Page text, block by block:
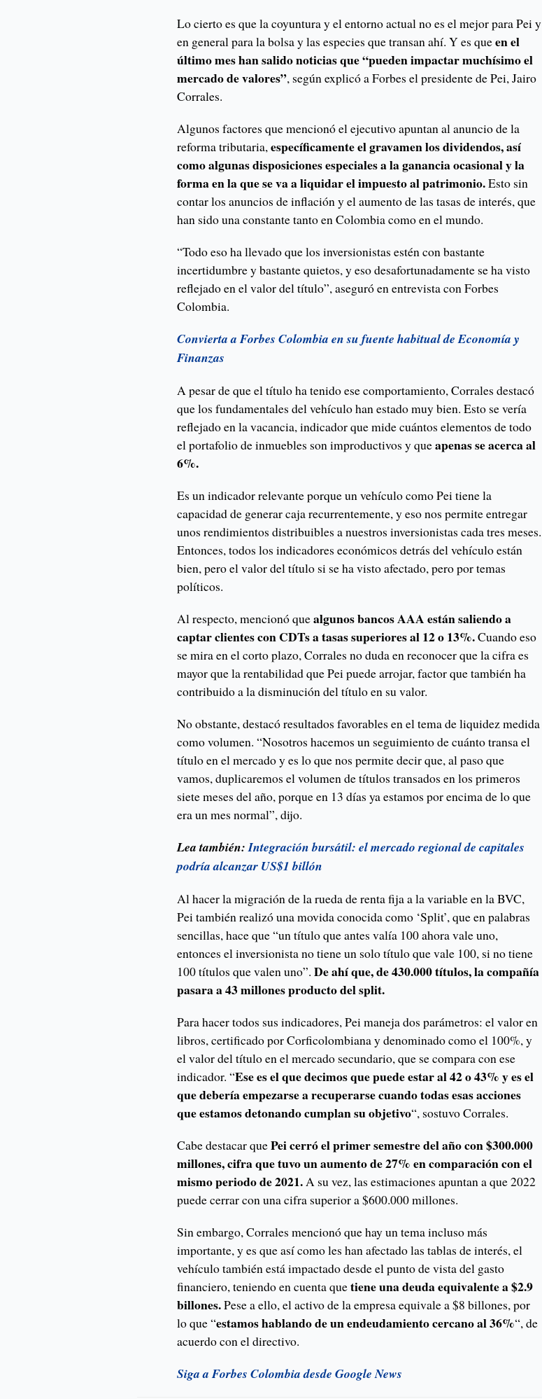
Lo cierto es que la coyuntura y el entorno actual no es el mejor para Pei y
en general para la bolsa y las especies que transan ahí. Y es queen el
último mes han salido noticias que “pueden impactar muchísimo el
mercado de valores”, según explicó a Forbes el presidente de Pei, Jairo
Corrales.
Algunos factores que mencionó el ejecutivo apuntan al anuncio de la
reforma tributaria,específicamente el gravamen los dividendos, así
como algunas disposiciones especiales a la ganancia ocasional y la
forma en la que se va a liquidar el impuesto al patrimonio.Esto sin
contar los anuncios de inflación y el aumento de las tasas de interés, que
han sido una constante tanto en Colombia como en el mundo.
“Todo eso ha llevado que los inversionistas estén con bastante
incertidumbre y bastante quietos, y eso desafortunadamente se ha visto
reflejado en el valor del título”, aseguró en entrevista con Forbes
Colombia.
Convierta a Forbes Colombia en su fuente habitual de Economía y
Finanzas
A pesar de que el título ha tenido ese comportamiento, Corrales destacó
que los fundamentales del vehículo han estado muy bien. Esto se vería
reflejado en la vacancia, indicador que mide cuántos elementos de todo
el portafolio de inmuebles son improductivos y queapenas se acerca al
6%.
Es un indicador relevante porque un vehículo como Pei tiene la
capacidad de generar caja recurrentemente, y eso nos permite entregar
unos rendimientos distribuibles a nuestros inversionistas cada tres meses.
Entonces, todos los indicadores económicos detrás del vehículo están
bien, pero el valor del título si se ha visto afectado, pero por temas
políticos.
Al respecto, mencionó quealgunos bancos AAA están saliendo a
captar clientes con CDTs a tasas superiores al 12 o 13%.Cuando eso
se mira en el corto plazo, Corrales no duda en reconocer que la cifra es
mayor que la rentabilidad que Pei puede arrojar, factor que también ha
contribuido a la disminución del título en su valor.
No obstante, destacó resultados favorables en el tema de liquidez medida
como volumen. “Nosotros hacemos un seguimiento de cuánto transa el
título en el mercado y es lo que nos permite decir que, al paso que
vamos, duplicaremos el volumen de títulos transados en los primeros
siete meses del año, porque en 13 días ya estamos por encima de lo que
era un mes normal”, dijo.
Lea también:Integración bursátil: el mercado regional de capitales
podría alcanzar US$1 billón
Al hacer la migración de la rueda de renta fija a la variable en la BVC,
Pei también realizó una movida conocida como ‘Split’, que en palabras
sencillas, hace que “un título que antes valía 100 ahora vale uno,
entonces el inversionista no tiene un solo título que vale 100, si no tiene
100 títulos que valen uno”.De ahí que, de 430.000 títulos, la compañía
pasara a 43 millones producto del split.
Para hacer todos sus indicadores, Pei maneja dos parámetros: el valor en
libros, certificado por Corficolombiana y denominado como el 100%, y
el valor del título en el mercado secundario, que se compara con ese
indicador. “Ese es el que decimos que puede estar al 42 o 43% y es el
que debería empezarse a recuperarse cuando todas esas acciones
que estamos detonando cumplan su objetivo“, sostuvo Corrales.
Cabe destacar quePei cerró el primer semestre del año con $300.000
millones, cifra que tuvo un aumento de 27% en comparación con el
mismo periodo de 2021.A su vez, las estimaciones apuntan a que 2022
puede cerrar con una cifra superior a $600.000 millones.
Sin embargo, Corrales mencionó que hay un tema incluso más
importante, y es que así como les han afectado las tablas de interés, el
vehículo también está impactado desde el punto de vista del gasto
financiero, teniendo en cuenta quetiene una deuda equivalente a $2.9
billones.Pese a ello, el activo de la empresa equivale a $8 billones, por
lo que “estamos hablando de un endeudamiento cercano al 36%“, de
acuerdo con el directivo.
Siga a Forbes Colombia desde Google News